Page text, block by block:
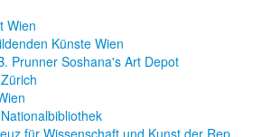
Wien
Künste Wien
Prunner Soshana's Art Depot